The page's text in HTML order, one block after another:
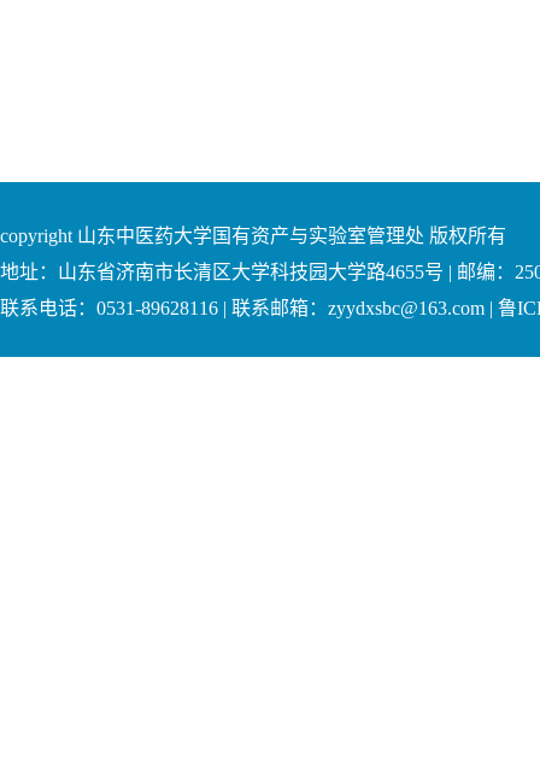
copyright 山东中医药大学国有资产与实验室管理处 版权所有
地址：山东省济南市长清区大学科技园大学路4655号 | 邮编：
联系电话：0531-89628116 | 联系邮箱：zyydxsbc@163.com | 鲁